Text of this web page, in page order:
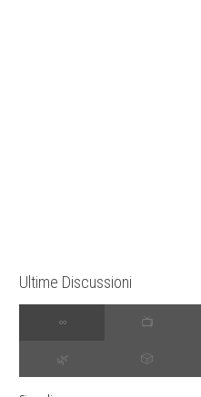
Ultime Discussioni
∞ 📺
🌿 🎲